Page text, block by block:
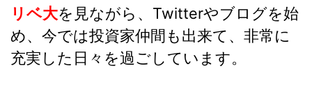
リベ大を見ながら、Twitterやブログを始
め、今では投資家仲間も出来て、非常に
充実した日々を過ごしています。